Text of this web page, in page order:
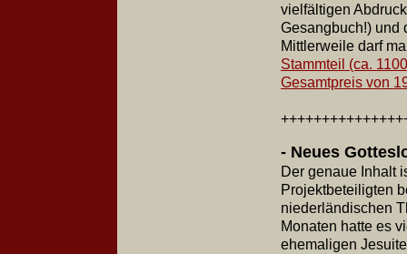
vielfältigen
Gesangbuch!) und
Mittlerweile darf
Stammteil (ca.
Gesamtpreis von
- Neues
Der genaue Inhalt
Projektbeteiligten
niederländischen
Monaten hatte es
ehemaligen